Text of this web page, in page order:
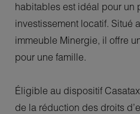
habitables est idéal pour un
investissement locatif. Situé
immeuble Minergie, il offre
pour une famille.
Éligible au dispositif
de la réduction des droits